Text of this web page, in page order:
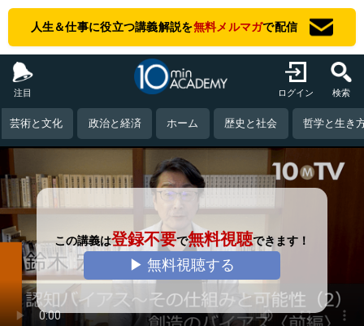
人生＆仕事に役立つ講義解説を無料メルマガで配信
注目 ログイン 検索
芸術と文化 政治と経済 ホーム 歴史と社会 哲学と生き
この講義は登録不要で無料視聴できます！
▶ 無料視聴する